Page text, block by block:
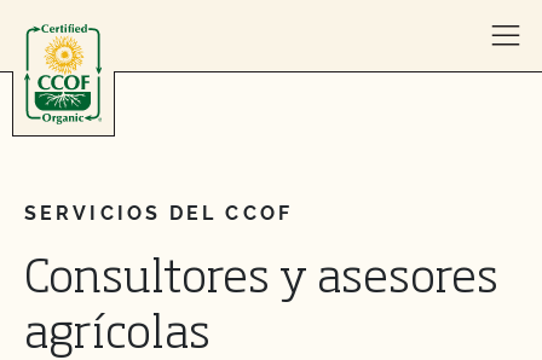
SERVICIOS DEL CCOF
Consultores y asesores
agrícolas